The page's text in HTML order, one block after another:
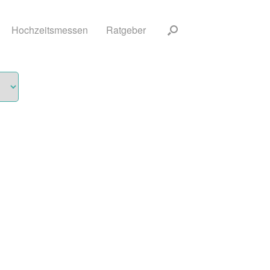
Hochzeitsmessen Ratgeber